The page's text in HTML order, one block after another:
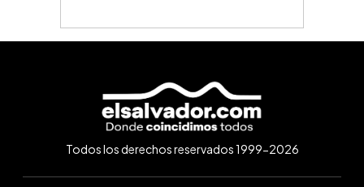
Todos los derechos reservados 1999-2026